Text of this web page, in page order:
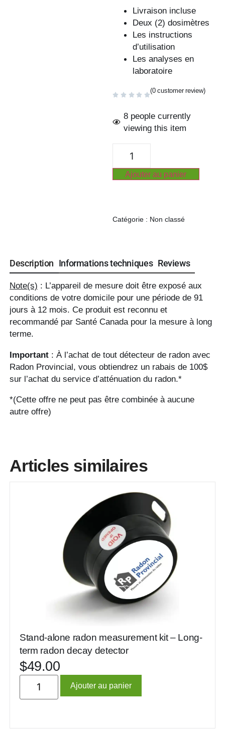
Livraison incluse
Deux (2) dosimètres
Les instructions
d’utilisation
Les analyses en
laboratoire
(0 customer review)
8 people currently
viewing this item
Ajouter au panier
Catégorie : Non classé
Description Informations techniques Reviews
Note(s) : L’appareil de mesure doit être exposé aux
conditions de votre domicile pour une période de 91
jours à 12 mois. Ce produit est reconnu et
recommandé par Santé Canada pour la mesure à long
terme.
Important : À l’achat de tout détecteur de radon avec
Radon Provincial, vous obtiendrez un rabais de 100$
sur l’achat du service d’atténuation du radon.*
*(Cette offre ne peut pas être combinée à aucune
autre offre)
No reviews found *Guests cannot publish reviews
Articles similaires
Stand-alone radon measurement kit – Long-
term radon decay detector
$49.00
Ajouter au panier